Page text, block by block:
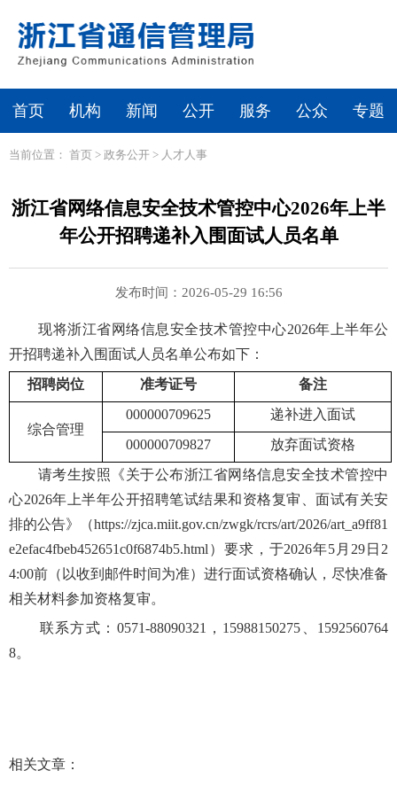
首页 机构 新闻 公开 服务 公众 专题
当前位置： 首页 > 政务公开 > 人才人事
浙江省网络信息安全技术管控中心2026年上半
年公开招聘递补入围面试人员名单
发布时间：2026-05-29 16:56
现将浙江省网络信息安全技术管控中心2026年上半年公
开招聘递补入围面试人员名单公布如下：
招聘岗位
准考证号 备注
综合管理
000000709625
递补进入面试
000000709827
放弃面试资格
请考生按照《关于公布浙江省网络信息安全技术管控中
心2026年上半年公开招聘笔试结果和资格复审、面试有关安
排的公告》（https://zjca.miit.gov.cn/zwgk/rcrs/art/2026/art_a9ff81
e2efac4fbeb452651c0f6874b5.html）要求，于2026年5月29日2
4:00前（以收到邮件时间为准）进行面试资格确认，尽快准备
相关材料参加资格复审。
联系方式：0571-88090321，15988150275、1592560764
8。
相关文章：